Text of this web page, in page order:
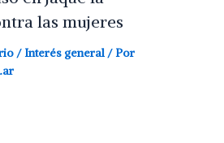
las mujeres
/ Interés general/ Por